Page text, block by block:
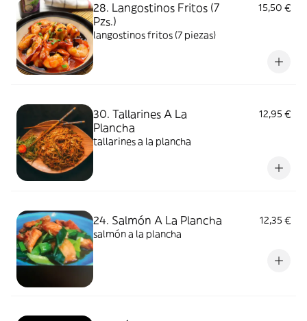
28. Langostinos Fritos (7
Pzs.)
15,50 €
langostinos fritos (7 piezas)
30. Tallarines A La
Plancha
12,95 €
tallarines a la plancha
24. Salmón A La Plancha
12,35 €
salmón a la plancha